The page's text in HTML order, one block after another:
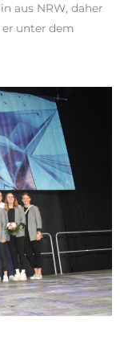
aus NRW, daher
er unter dem